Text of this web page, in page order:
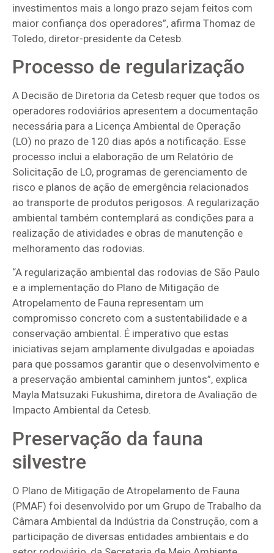
investimentos mais a longo prazo sejam feitos com
maior confiança dos operadores”, afirma Thomaz de
Toledo, diretor-presidente da Cetesb.
Processo de regularização
A Decisão de Diretoria da Cetesb requer que todos os
operadores rodoviários apresentem a documentação
necessária para a Licença Ambiental de Operação
(LO) no prazo de 120 dias após a notificação. Esse
processo inclui a elaboração de um Relatório de
Solicitação de LO, programas de gerenciamento de
risco e planos de ação de emergência relacionados
ao transporte de produtos perigosos. A regularização
ambiental também contemplará as condições para a
realização de atividades e obras de manutenção e
melhoramento das rodovias.
“A regularização ambiental das rodovias de São Paulo
e a implementação do Plano de Mitigação de
Atropelamento de Fauna representam um
compromisso concreto com a sustentabilidade e a
conservação ambiental. É imperativo que estas
iniciativas sejam amplamente divulgadas e apoiadas
para que possamos garantir que o desenvolvimento e
a preservação ambiental caminhem juntos”, explica
Mayla Matsuzaki Fukushima, diretora de Avaliação de
Impacto Ambiental da Cetesb.
Preservação da fauna
silvestre
O Plano de Mitigação de Atropelamento de Fauna
(PMAF) foi desenvolvido por um Grupo de Trabalho da
Câmara Ambiental da Indústria da Construção, com a
participação de diversas entidades ambientais e do